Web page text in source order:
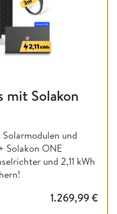
mit Solakon
und
Solakon ONE
und 2,11 kWh
1.269,99€